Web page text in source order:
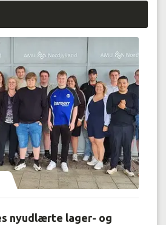
nyudlærte lager- og